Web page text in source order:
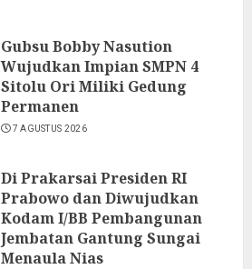
Gubsu Bobby Nasution
Wujudkan Impian SMPN 4
Sitolu Ori Miliki Gedung
Permanen
7 AGUSTUS 2026
Di Prakarsai Presiden RI
Prabowo dan Diwujudkan
Kodam I/BB Pembangunan
Jembatan Gantung Sungai
Menaula Nias